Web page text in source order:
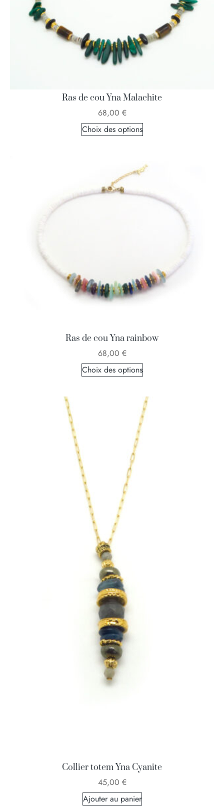
Ras de cou Yna Malachite
68,00 €
Choix des options
Ras de cou Yna rainbow
68,00 €
Choix des options
Collier totem Yna Cyanite
45,00 €
Ajouter au panier